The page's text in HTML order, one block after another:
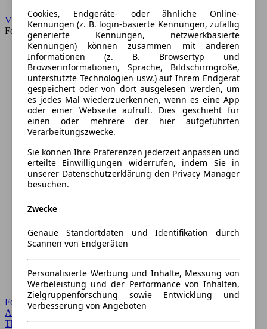
VW
Forum
Forum Startseite
Alle Auto-Foren
Themen-Forum
Cookies, Endgeräte- oder ähnliche Online-
Kennungen (z. B. login-basierte Kennungen, zufällig
generierte Kennungen, netzwerkbasierte
Kennungen) können zusammen mit anderen
Informationen (z. B. Browsertyp und
Browserinformationen, Sprache, Bildschirmgröße,
unterstützte Technologien usw.) auf Ihrem Endgerät
gespeichert oder von dort ausgelesen werden, um
es jedes Mal wiederzuerkennen, wenn es eine App
oder einer Webseite aufruft. Dies geschieht für
einen oder mehrere der hier aufgeführten
Verarbeitungszwecke.
Sie können Ihre Präferenzen jederzeit anpassen und
erteilte Einwilligungen widerrufen, indem Sie in
unserer Datenschutzerklärung den Privacy Manager
besuchen.
Zwecke
Genaue Standortdaten und Identifikation durch
Scannen von Endgeräten
Personalisierte Werbung und Inhalte, Messung von
Werbeleistung und der Performance von Inhalten,
Zielgruppenforschung sowie Entwicklung und
Verbesserung von Angeboten